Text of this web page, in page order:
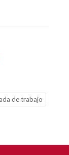
de trabajo